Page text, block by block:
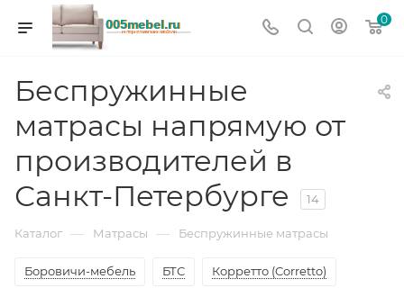
0
Беспружинные
матрасы напрямую от
производителей в
Санкт-Петербурге
14
Каталог — Матрасы — Беспружинные матрасы
Боровичи-мебель БТС Корретто (Corretto)